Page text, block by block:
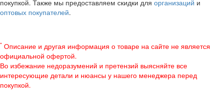
покупкой. Также мы предоставляем скидки для организаций и
оптовых покупателей.
* Описание и другая информация о товаре на сайте не является
официальной офертой.
Во избежание недоразумений и претензий выясняйте все
интересующие детали и нюансы у нашего менеджера перед
покупкой.